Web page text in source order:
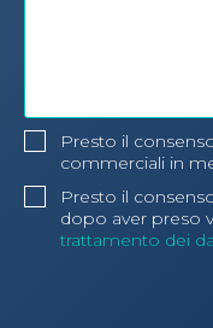
Presto il
commerciali in
Presto il
dopo aver preso
trattamento dei